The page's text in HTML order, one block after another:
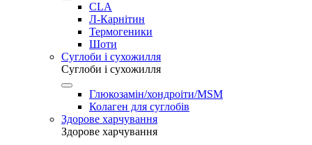
CLA
Л-Карнітин
Термогеники
Шоти
Суглоби і сухожилля
Суглоби і сухожилля
Глюкозамін/хондроіти/MSM
Колаген для суглобів
Здорове харчування
Здорове харчування